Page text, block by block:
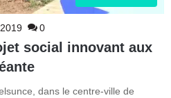
0
social innovant aux
dans le centre-ville de